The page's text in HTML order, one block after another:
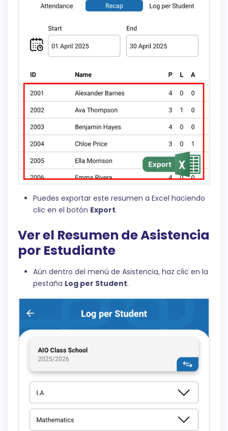
Puedes exportar este resumen a Excel haciendo
clic en el botón Export.
Ver el Resumen de Asistencia
por Estudiante
Aún dentro del menú de Asistencia, haz clic en la
pestaña Log per Student.